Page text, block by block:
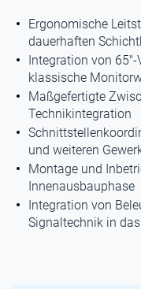
Ergonomische
dauerhaften
Integration von
klassische
Maßgefertigte
Technikintegration
und weiteren
Montage und
Innenausbauphase
Integration von
Signaltechnik in